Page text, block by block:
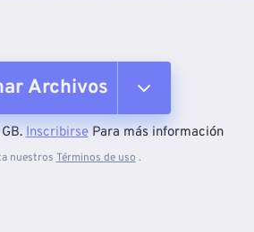
Archivos
dispositivo
InscribirsePara más información
nuestros Términos de uso .